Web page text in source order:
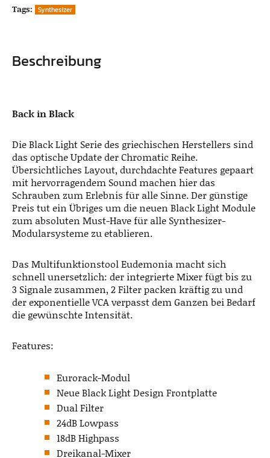
Tags:
Synthesizer
Beschreibung
Back in Black
Die Black Light Serie des griechischen Herstellers sind
das optische Update der Chromatic Reihe.
Übersichtliches Layout, durchdachte Features gepaart
mit hervorragendem Sound machen hier das
Schrauben zum Erlebnis für alle Sinne. Der günstige
Preis tut ein Übriges um die neuen Black Light Module
zum absoluten Must-Have für alle Synthesizer-
Modularsysteme zu etablieren.
Das Multifunktionstool Eudemonia macht sich
schnell unersetzlich: der integrierte Mixer fügt bis zu
3 Signale zusammen, 2 Filter packen kräftig zu und
der exponentielle VCA verpasst dem Ganzen bei Bedarf
die gewünschte Intensität.
Features:
Eurorack-Modul
Neue Black Light Design Frontplatte
Dual Filter
24dB Lowpass
18dB Highpass
Dreikanal-Mixer